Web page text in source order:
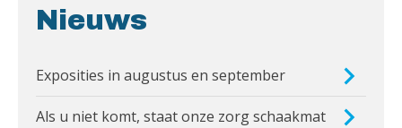
Nieuws
Exposities in augustus en september
Als u niet komt, staat onze zorg schaakmat